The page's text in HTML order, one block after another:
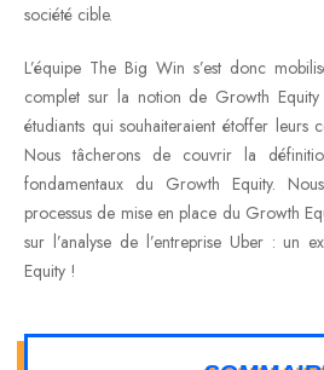
société cible.
L’équipe The Big Win s’est donc
complet sur la notion de Growth
étudiants qui souhaiteraient étoffer leurs
Nous tâcherons de couvrir la
fondamentaux du Growth Equity.
processus de mise en place du Growth
sur l’analyse de l’entreprise Uber : un
Equity !